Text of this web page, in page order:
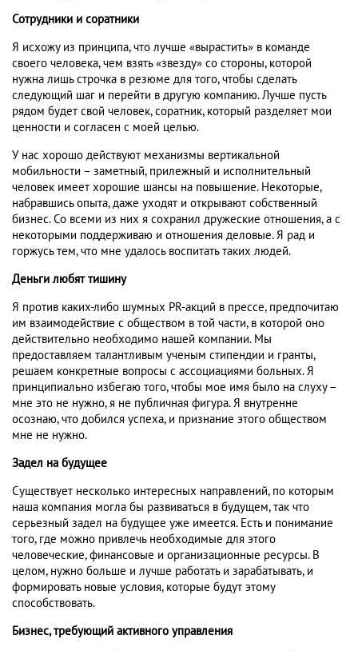
Сотрудники и соратники
Я исхожу из принципа, что лучше «вырастить» в команде
своего человека, чем взять «звезду» со стороны, которой
нужна лишь строчка в резюме для того, чтобы сделать
следующий шаг и перейти в другую компанию. Лучше пусть
рядом будет свой человек, соратник, который разделяет мои
ценности и согласен с моей целью.
У нас хорошо действуют механизмы вертикальной
мобильности – заметный, прилежный и исполнительный
человек имеет хорошие шансы на повышение. Некоторые,
набравшись опыта, даже уходят и открывают собственный
бизнес. Со всеми из них я сохранил дружеские отношения, а с
некоторыми поддерживаю и отношения деловые. Я рад и
горжусь тем, что мне удалось воспитать таких людей.
Деньги любят тишину
Я против каких-либо шумных PR-акций в прессе, предпочитаю
им взаимодействие с обществом в той части, в которой оно
действительно необходимо нашей компании. Мы
предоставляем талантливым ученым стипендии и гранты,
решаем конкретные вопросы с ассоциациями больных. Я
принципиально избегаю того, чтобы мое имя было на слуху –
мне это не нужно, я не публичная фигура. Я внутренне
осознаю, что добился успеха, и признание этого обществом
мне не нужно.
Задел на будущее
Существует несколько интересных направлений, по которым
наша компания могла бы развиваться в будущем, так что
серьезный задел на будущее уже имеется. Есть и понимание
того, где можно привлечь необходимые для этого
человеческие, финансовые и организационные ресурсы. В
целом, нужно больше и лучше работать и зарабатывать, и
формировать новые условия, которые будут этому
способствовать.
Бизнес, требующий активного управления